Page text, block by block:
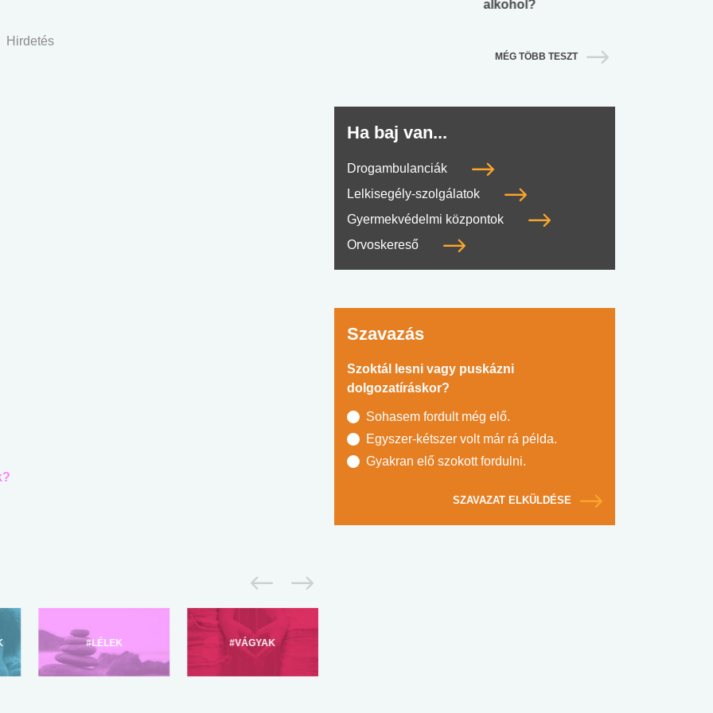
Hirdetés
#LÉLEK #VÁGYAK
alkohol?
MÉG TÖBB TESZT
Ha baj van...
Drogambulanciák
Lelkisegély-szolgálatok
Gyermekvédelmi központok
Orvoskereső
Szavazás
Szoktál lesni vagy puskázni
dolgozatíráskor?
Sohasem fordult még elő.
Egyszer-kétszer volt már rá példa.
Gyakran elő szokott fordulni.
SZAVAZAT ELKÜLDÉSE